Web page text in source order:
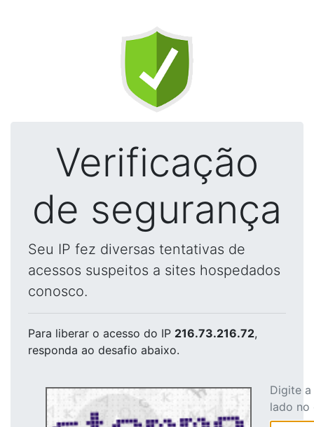
Verificação
de segurança
Seu IP fez diversas tentativas de
acessos suspeitos a sites hospedados
conosco.
Para liberar o acesso do IP 216.73.216.72,
responda ao desafio abaixo.
Digite
lado no